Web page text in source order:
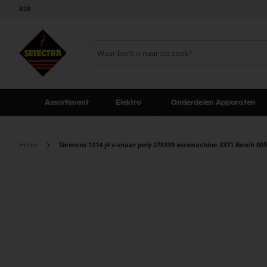
B2B
Assortiment Elektro Onderdelen Apparaten
Home Siemens 1314 j4 v-snaar poly 278339 wasmachine 3371 Bosch